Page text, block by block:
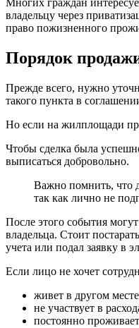
Многих граждан
владельцу через
право пожизненного
Порядок
Прежде всего, нужно
такого пункта в
Но если на жилплощади
Чтобы сделка была
выписаться добровольно.
Важно помнить, что
так как лично не
После этого события
владельца. Стоит
учета или подал заявку в
Если лицо не хочет
живет в другом
не участвует в
постоянно